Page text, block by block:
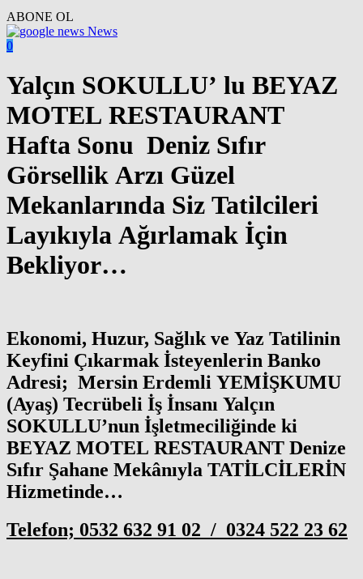
ABONE OL
News
0
Yalçın SOKULLU’ lu BEYAZ
MOTEL RESTAURANT
Hafta Sonu Deniz Sıfır
Görsellik Arzı Güzel
Mekanlarında Siz Tatilcileri
Layıkıyla Ağırlamak İçin
Bekliyor…
Ekonomi, Huzur, Sağlık ve Yaz Tatilinin
Keyfini Çıkarmak İsteyenlerin Banko
Adresi; Mersin Erdemli YEMİŞKUMU
(Ayaş) Tecrübeli İş İnsanı Yalçın
SOKULLU’nun İşletmeciliğinde ki
BEYAZ MOTEL RESTAURANT Denize
Sıfır Şahane Mekânıyla TATİLCİLERİN
Hizmetinde…
Telefon; 0532 632 91 02 / 0324 522 23 62